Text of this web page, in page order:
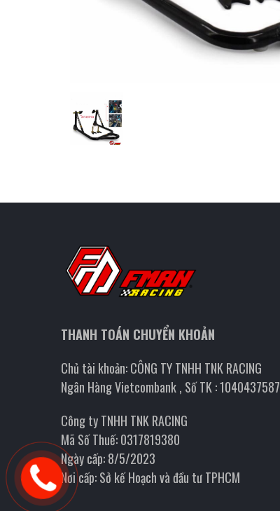
THANH TOÁN CHUYỂN KHOẢN
Chủ tài khoản: CÔNG TY TNHH TNK RACING
Ngân Hàng Vietcombank , Số TK : 1040437587
Công ty TNHH TNK RACING
Mã Số Thuế: 0317819380
Ngày cấp: 8/5/2023
Nơi cấp: Sở kế Hoạch và đầu tư TPHCM